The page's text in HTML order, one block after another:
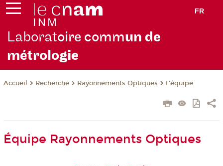
FR
Laboratoire commun de
métrologie
Accueil Recherche Rayonnements Optiques L'équipe
Équipe Rayonnements Optiques